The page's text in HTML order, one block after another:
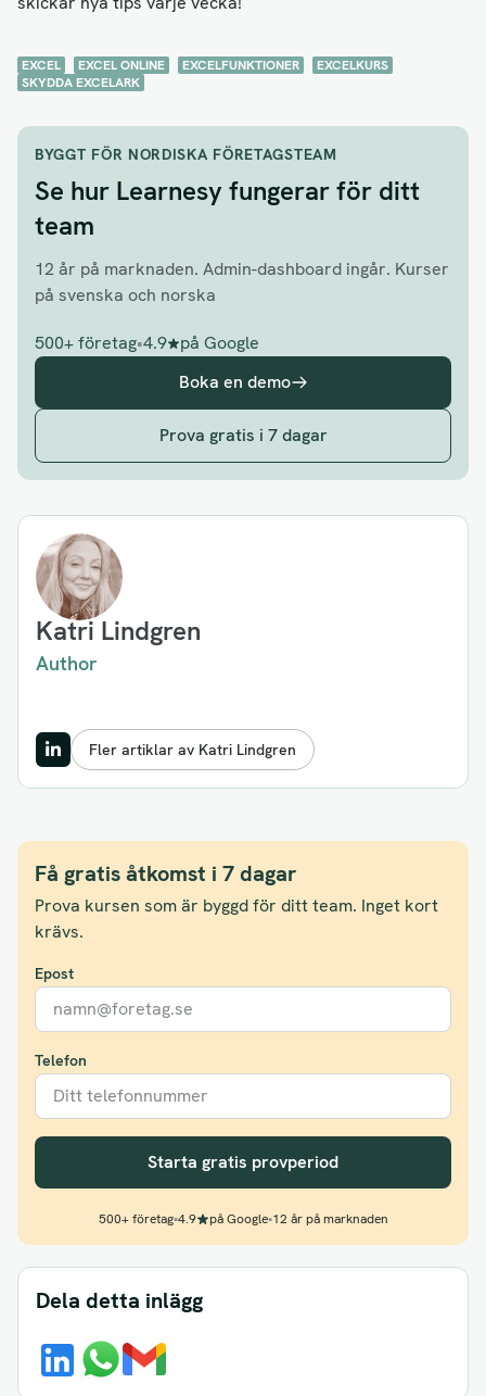
EXCEL EXCEL ONLINE EXCELFUNKTIONER
EXCELKURS
SKYDDA EXCELARK
BYGGT FÖR NORDISKA FÖRETAGSTEAM
Se hur Learnesy fungerar för ditt
team
12 år på marknaden. Admin-dashboard ingår. Kurser
på svenska och norska
500+ företag•4.9
på Google
Boka en demo
Prova gratis i 7 dagar
Katri Lindgren
Author
Fler artiklar av Katri Lindgren
Få gratis åtkomst i 7 dagar
Prova kursen som är byggd för ditt team. Inget kort
krävs.
Epost
Telefon
Starta gratis provperiod
500+ företag•4.9 på Google•12 år på marknaden
Dela detta inlägg